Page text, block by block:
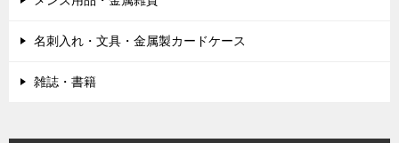
名刺入れ・文具・金属製カードケース
雑誌・書籍